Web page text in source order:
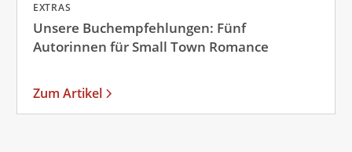
EXTRAS
Unsere Buchempfehlungen: Fünf
Autorinnen für Small Town Romance
Zum Artikel